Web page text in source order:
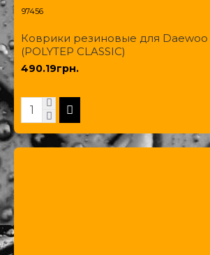
97456
Коврики резиновые для Daewoo
(POLYTEP CLASSIC)
490.19грн.